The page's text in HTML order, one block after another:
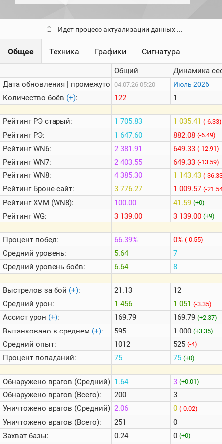
месяц)
Топ
(за
последние
сессии)
1000
Кланы
Статистика
стримеров
Информация
Онлайн
Цветовая
шкала
Теlegram
ВК
Мира
Танков
Идет процесс актуализации данных ...
Общее Техника Графики Сигнатура
Дата обновления | промежуток:
Количество боёв (+):
РейтингРЭ старый:
РейтингРЭ:
РейтингWN6:
РейтингWN7:
РейтингWN8:
РейтингБроне-сайт:
РейтингXVM (WN8):
РейтингWG:
Процент побед:
Средний уровень:
Средний уровень боёв:
Выстрелов за бой (+):
Средний урон:
Ассист урон (+):
Вытанковано в среднем (+):
Средний опыт:
Процент попаданий:
Обнаружено врагов (Средний):
Обнаружено врагов (Всего):
Уничтожено врагов (Средний):
Уничтожено врагов (Всего):
Захват базы:
Общий
04.07.26 05:20
122
1 705.83
1 647.60
2 381.91
2 403.55
4 385.30
3 776.27
100.00
3 139.00
66.39%
5.64
6.64
21.13
1 456
169.79
595
1012
75
1.64
200
2.06
251
0.24
Динамика
Июль 2026
1
1 035.41 (-6.33)
882.08 (-6.49)
649.33 (-12.91)
649.33 (-13.59)
1 143.43 (-
1 009.57 (-
41.59 (+0)
3 139.00 (+9)
0% (-0.55)
7
8
12
1 051 (-3.35)
169.79 (+2.37)
1 000 (+3.35)
525 (-4)
75 (+0)
3 (+0.01)
3
0 (-0.02)
0
0 (+0)